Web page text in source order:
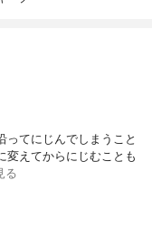
ってにじんでしまうこと
変えてからにじむことも
る